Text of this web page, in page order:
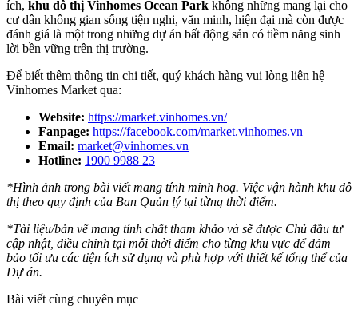
ích, khu đô thị Vinhomes Ocean Park không những mang lại cho
cư dân không gian sống tiện nghi, văn minh, hiện đại mà còn được
đánh giá là một trong những dự án bất động sản có tiềm năng sinh
lời bền vững trên thị trường.
Để biết thêm thông tin chi tiết, quý khách hàng vui lòng liên hệ
Vinhomes Market qua:
Website: https://market.vinhomes.vn/
Fanpage: https://facebook.com/market.vinhomes.vn
Email: market@vinhomes.vn
Hotline: 1900 9988 23
*Hình ảnh trong bài viết mang tính minh hoạ. Việc vận hành khu đô
thị theo quy định của Ban Quản lý tại từng thời điểm.
*Tài liệu/bản vẽ mang tính chất tham khảo và sẽ được Chủ đầu tư
cập nhật, điều chỉnh tại mỗi thời điểm cho từng khu vực để đảm
bảo tối ưu các tiện ích sử dụng và phù hợp với thiết kế tổng thể của
Dự án.
Bài viết cùng chuyên mục